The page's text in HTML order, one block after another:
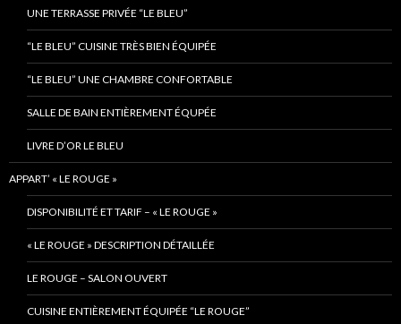
UNE TERRASSE PRIVÉE “LE BLEU”
“LE BLEU” CUISINE TRÈS BIEN ÉQUIPÉE
“LE BLEU” UNE CHAMBRE CONFORTABLE
SALLE DE BAIN ENTIÈREMENT ÉQUPÉE
LIVRE D’OR LE BLEU
APPART’ « LE ROUGE »
DISPONIBILITÉ ET TARIF – « LE ROUGE »
« LE ROUGE » DESCRIPTION DÉTAILLÉE
LE ROUGE – SALON OUVERT
CUISINE ENTIÈREMENT ÉQUIPÉE “LE ROUGE”